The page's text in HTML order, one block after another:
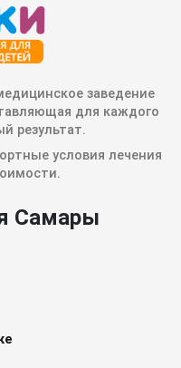
заведение
для каждого
результат.
условия лечения
Самары